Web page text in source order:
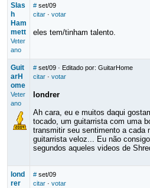
Slas
h
Ham
mett
Veter
ano
# set/09
citar· votar
eles tem/tinham talento.
Guit
arH
ome
Veter
ano
# set/09· Editado por: GuitarHome
citar· votar
londrer
Ah cara, eu e muitos daqui
tocado, um guitarrista com uma
transmitir seu sentimento a cada
guitarrista veloz... Eu não
segundos aqueles videos de
lond
rer
# set/09
citar· votar